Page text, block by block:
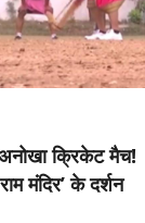
क्रिकेट मैच!
मंदिर’ के दर्शन